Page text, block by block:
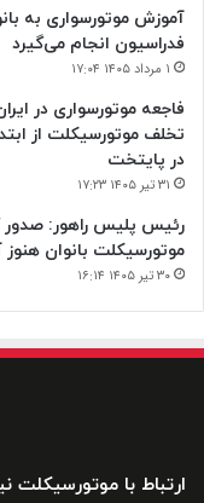
آموزش موتورسواری به
فدراسیون انجام می‌گیرد
۱ مرداد ۱۴۰۵ ۱۷:۰۴
در پایتخت
۳۱ تیر ۱۴۰۵ ۱۷:۲۳
رئیس پلیس راهور: صدور
موتورسیکلت بانوان
۳۰ تیر ۱۴۰۵ ۱۶:۱۴
ارتباط با موتورسیکلت